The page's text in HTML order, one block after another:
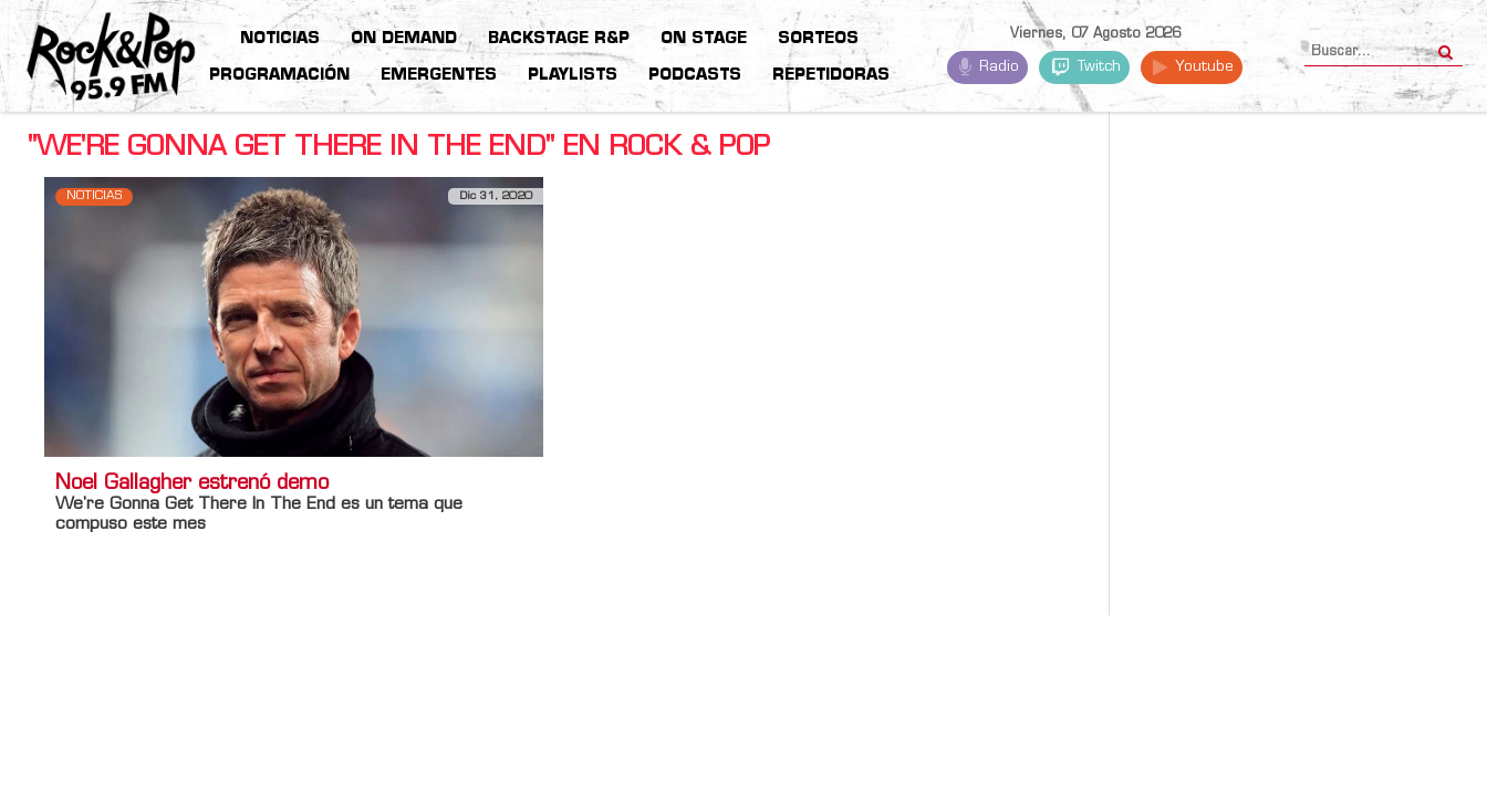
NOTICIAS ON DEMAND BACKSTAGE R&P ON STAGE SORTEOS
PROGRAMACIÓN EMERGENTES PLAYLISTS PODCASTS REPETIDORAS
Viernes, 07 Agosto 2026
Radio Twitch Youtube
"WE'RE GONNA GET THERE IN THE END" EN ROCK & POP
NOTICIAS Dic 31, 2020
Noel Gallagher estrenó demo
We're Gonna Get There In The End es un tema que
compuso este mes